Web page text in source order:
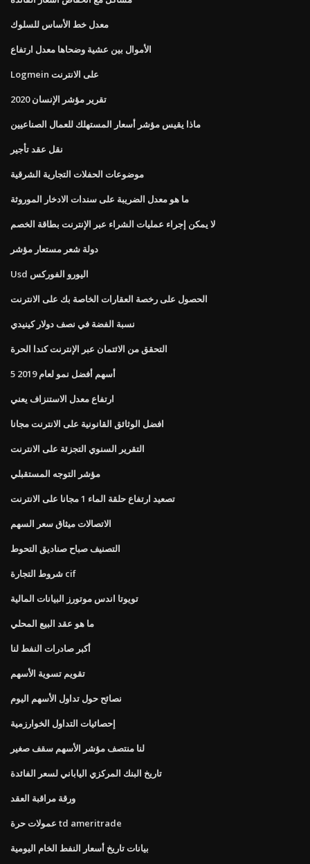
معدل خط الأساس للسلوك
الأموال بين عشية وضحاها معدل ارتفاع
Logmein على الانترنت
تقرير مؤشر الإنسان 2020
ماذا يقيس مؤشر أسعار المستهلك للعمال الصناعيين
نقل عقد تأجير
موضوعات الحفلات التجارية الشرقية
ما هو معدل الضريبة على سندات الادخار الموروثة
لا يمكن إجراء عمليات الشراء عبر الإنترنت بطاقة الخصم
دولة شعر مستعار مؤشر
Usd اليورو الفوركس
الحصول على رخصة العقارات الخاصة بك على الانترنت
نسبة الفضة في نصف دولار كينيدي
التحقق من الائتمان عبر الإنترنت كندا الحرة
5 أسهم أفضل نمو لعام 2019
ارتفاع معدل الاستنزاف يعني
افضل الوثائق القانونية على الانترنت مجانا
التقرير السنوي التجزئة على الانترنت
مؤشر التوجه المستقبلي
تصعيد ارتفاع حلقة الماء 1 مجانا على الانترنت
الاتصالات ميثاق سعر السهم
التصنيف صباح صناديق التحوط
شروط التجارة cif
تويوتا اندس موتورز البيانات المالية
ما هو عقد البيع المحلي
أكبر صادرات النفط لنا
تقويم تسوية الأسهم
نصائح حول تداول الأسهم اليوم
إحصائيات التداول الخوارزمية
لنا منتصف مؤشر الأسهم سقف صغير
تاريخ البنك المركزي الياباني لسعر الفائدة
ورقة مراقبة العقد
عمولات حرة td ameritrade
بيانات تاريخ أسعار النفط الخام اليومية